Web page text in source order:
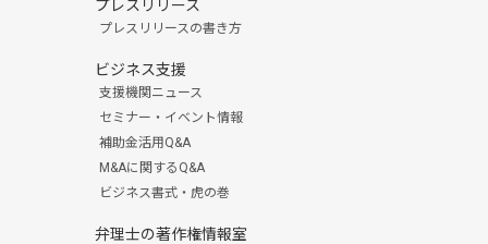
プレスリリース
プレスリリースの書き方
ビジネス支援
支援機関ニュース
セミナー・イベント情報
補助金活用Q&A
M&Aに関するQ&A
ビジネス書式・虎の巻
弁理士の著作権情報室